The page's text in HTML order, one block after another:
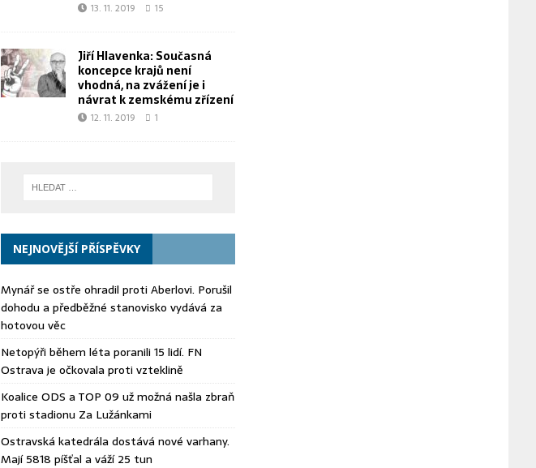
13. 11. 2019 15
Jiří Hlavenka: Současná
koncepce krajů není
vhodná, na zvážení je i
návrat k zemskému zřízení
12. 11. 2019 1
NEJNOVĚJŠÍ PŘÍSPĚVKY
Mynář se ostře ohradil proti Aberlovi. Porušil
dohodu a předběžné stanovisko vydává za
hotovou věc
Netopýři během léta poranili 15 lidí. FN
Ostrava je očkovala proti vzteklině
Koalice ODS a TOP 09 už možná našla zbraň
proti stadionu Za Lužánkami
Ostravská katedrála dostává nové varhany.
Mají 5818 píšťal a váží 25 tun